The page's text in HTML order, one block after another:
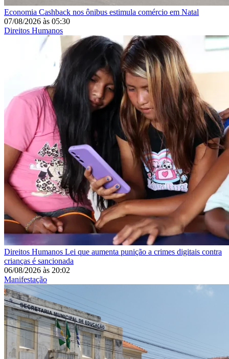
Economia Cashback nos ônibus estimula comércio em Natal
07/08/2026 às 05:30
Direitos Humanos
Direitos Humanos Lei que aumenta punição a crimes digitais contra
crianças é sancionada
06/08/2026 às 20:02
Manifestação